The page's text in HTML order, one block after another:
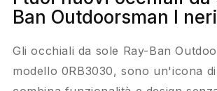
Ban Outdoorsman I neri
Gli occhiali da sole Ray-Ban
modello 0RB3030, sono un'icona